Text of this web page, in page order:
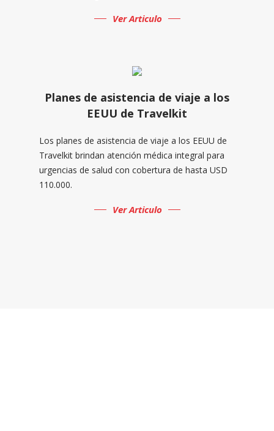
Ver Articulo
Planes de asistencia de viaje a los
EEUU de Travelkit
Los planes de asistencia de viaje a los EEUU de
Travelkit brindan atención médica integral para
urgencias de salud con cobertura de hasta USD
110.000.
Ver Articulo